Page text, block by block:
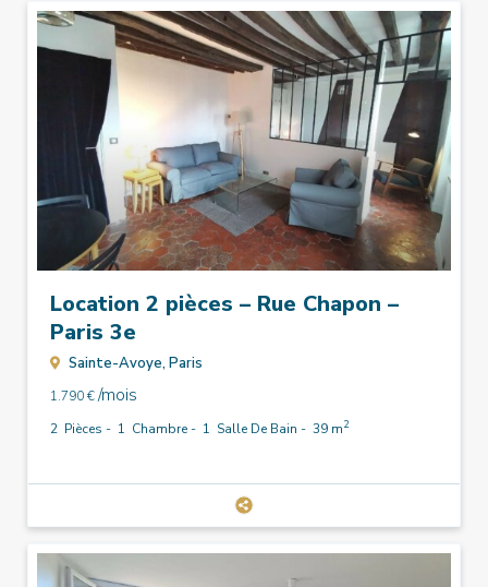
Location 2 pièces – Rue Chapon –
Paris 3e
Sainte-Avoye, Paris
1.790 €/mois
2 Pièces - 1 Chambre - 1 Salle De Bain - 39 m2